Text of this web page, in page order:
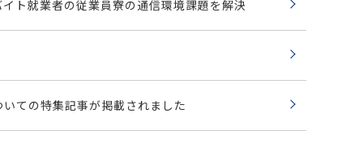
ト就業者の従業員寮の通信環境課題を解決
ての特集記事が掲載されました